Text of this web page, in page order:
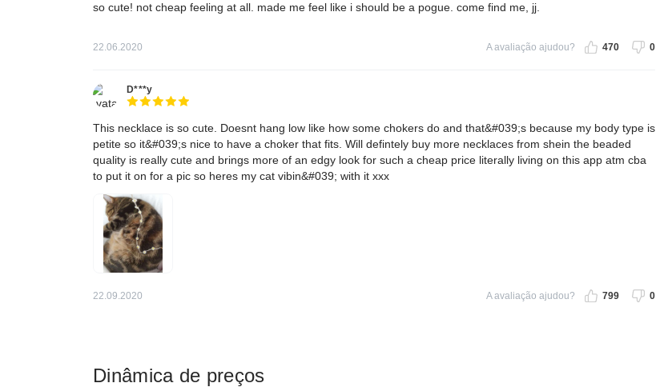
Dinâmica de preços
so cute! not cheap feeling at all. made me feel like i should be a pogue. come find me, jj.
22.06.2020 A avaliação ajudou? 470 0
D***y
This necklace is so cute. Doesnt hang low like how some chokers do and that&#039;s because my body type is
petite so it&#039;s nice to have a choker that fits. Will defintely buy more necklaces from shein the beaded
quality is really cute and brings more of an edgy look for such a cheap price literally living on this app atm cba
to put it on for a pic so heres my cat vibin&#039; with it xxx
22.09.2020 A avaliação ajudou? 799 0